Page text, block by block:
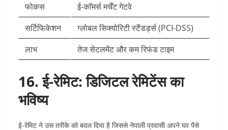
फोकस
ई-कॉमर्स मर्चेंट गेटवे
सर्टिफिकेशन
ग्लोबल सिक्योरिटी स्टैंडर्ड्स (PCI-DSS)
लाभ
तेज सेटलमेंट और कम रिफंड टाइम
16. ई-रेमिट: डिजिटल रेमिटेंस का
भविष्य
ई-रेमिट ने उस तरीके को बदल दिया है जिससे नेपाली प्रवासी अपने घर पैसे